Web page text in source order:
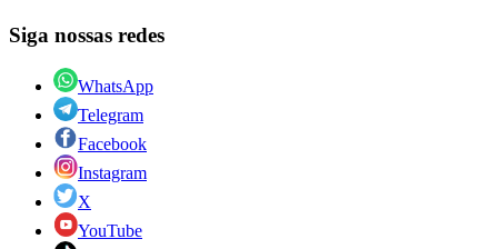
Siga nossas redes
WhatsApp
Telegram
Facebook
Instagram
X
YouTube